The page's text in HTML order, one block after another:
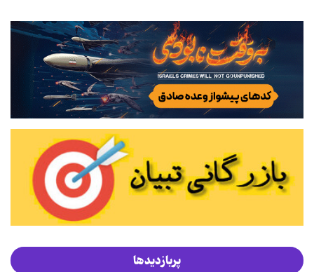
پربازدیدها